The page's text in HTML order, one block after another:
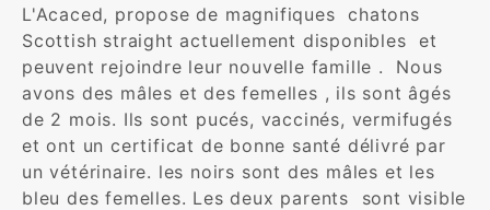
L'Acaced, propose de magnifiques  chatons
Scottish straight actuellement disponibles  et
peuvent rejoindre leur nouvelle famille .  Nous
avons des mâles et des femelles , ils sont âgés
de 2 mois. Ils sont pucés, vaccinés, vermifugés
et ont un certificat de bonne santé délivré par
un vétérinaire. les noirs sont des mâles et les
bleu des femelles. Les deux parents  sont visible